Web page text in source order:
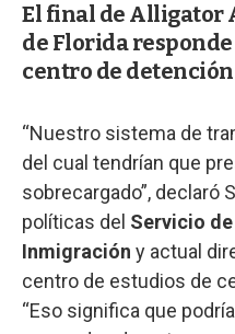
El final de Alligator
de Florida
centro de
“Nuestro sistema de
del cual tendrían que
sobrecargado”, declaró
políticas del Servicio
Inmigración y actual
centro de estudios de
“Eso significa que